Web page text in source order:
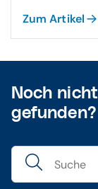
Zum Artikel
Noch
gefunden?